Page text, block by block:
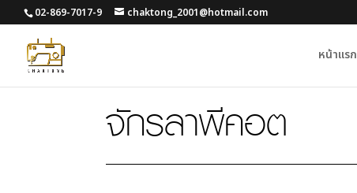
02-869-7017-9 chaktong_2001@hotmail.com
หน้าแรก
จักรลาพีคอต